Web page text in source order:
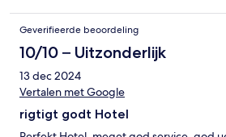
Geverifieerde beoordeling
10/10 – Uitzonderlijk
13 dec 2024
Vertalen met Google
rigtigt godt Hotel